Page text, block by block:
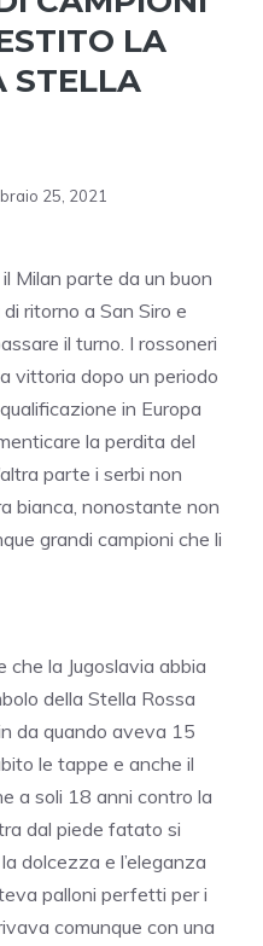
LA
STELLA
25, 2021
Milan parte da un buon
ritorno a San Siro e
il turno. I rossoneri
vittoria dopo un periodo
in Europa
la perdita del
parte i serbi non
bianca, nonostante non
grandi campioni che li
che la Jugoslavia abbia
della Stella Rossa
da quando aveva 15
le tappe e anche il
a soli 18 anni contro la
dal piede fatato si
dolcezza e l’eleganza
palloni perfetti per i
comunque con una